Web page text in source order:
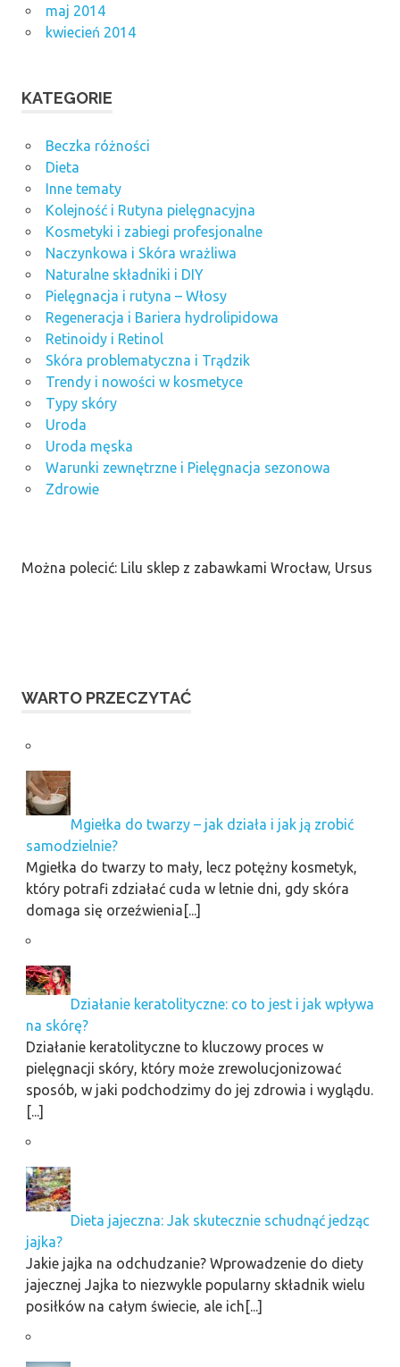
maj 2014
kwiecień 2014
KATEGORIE
Beczka różności
Dieta
Inne tematy
Kolejność i Rutyna pielęgnacyjna
Kosmetyki i zabiegi profesjonalne
Naczynkowa i Skóra wrażliwa
Naturalne składniki i DIY
Pielęgnacja i rutyna – Włosy
Regeneracja i Bariera hydrolipidowa
Retinoidy i Retinol
Skóra problematyczna i Trądzik
Trendy i nowości w kosmetyce
Typy skóry
Uroda
Uroda męska
Warunki zewnętrzne i Pielęgnacja sezonowa
Zdrowie
Można polecić: Lilu sklep z zabawkami Wrocław, Ursus
WARTO PRZECZYTAĆ
Mgiełka do twarzy – jak działa i jak ją zrobić
samodzielnie?
Mgiełka do twarzy to mały, lecz potężny kosmetyk,
który potrafi zdziałać cuda w letnie dni, gdy skóra
domaga się orzeźwienia[...]
Działanie keratolityczne: co to jest i jak wpływa
na skórę?
Działanie keratolityczne to kluczowy proces w
pielęgnacji skóry, który może zrewolucjonizować
sposób, w jaki podchodzimy do jej zdrowia i wyglądu.
[...]
Dieta jajeczna: Jak skutecznie schudnąć jedząc
jajka?
Jakie jajka na odchudzanie? Wprowadzenie do diety
jajecznej Jajka to niezwykle popularny składnik wielu
posiłków na całym świecie, ale ich[...]